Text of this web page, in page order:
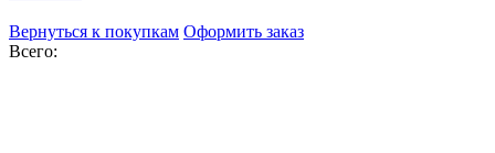
Вернуться к покупкам Оформить заказ
Всего: